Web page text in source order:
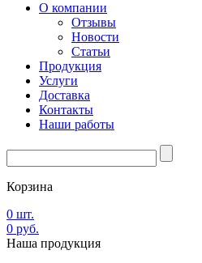
О компании
Отзывы
Новости
Статьи
Продукция
Услуги
Доставка
Контакты
Наши работы
Корзина
0 шт.
0 руб.
Наша продукция